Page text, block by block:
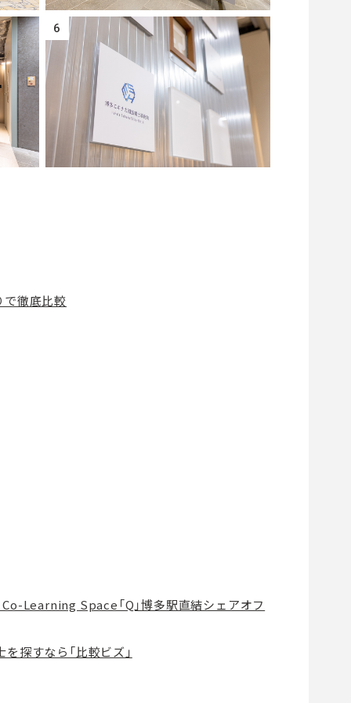
6
で徹底比較
Learning Space「Q」博多駅直結シェアオフ
探すなら「比較ビズ」